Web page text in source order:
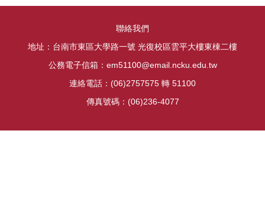
聯絡我們
地址：台南市東區大學路一號 光復校區雲平大樓東棟二樓
公務電子信箱：em51100@email.ncku.edu.tw
連絡電話：(06)2757575 轉 51100
傳真號碼：(06)236-4077